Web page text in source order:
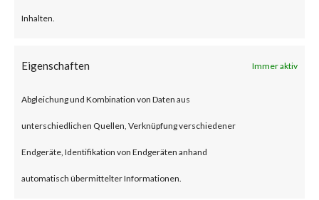
Inhalten.
Eigenschaften Immer aktiv
Abgleichung und Kombination von Daten aus
unterschiedlichen Quellen, Verknüpfung verschiedener
Endgeräte, Identifikation von Endgeräten anhand
automatisch übermittelter Informationen.
together may allow attackers to
for authentication on the
compromised system. Both
vulnerabilities have been added
to CISA’s Known Exploited